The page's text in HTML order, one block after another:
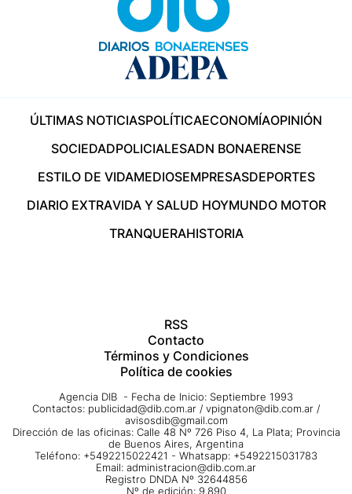
ÚLTIMAS NOTICIASPOLÍTICAECONOMÍAOPINIÓN
SOCIEDADPOLICIALESADN BONAERENSE
ESTILO DE VIDAMEDIOSEMPRESASDEPORTES
DIARIO EXTRAVIDA Y SALUD HOYMUNDO MOTOR
TRANQUERAHISTORIA
RSS
Contacto
Términos y Condiciones
Política de cookies
Agencia DIB - Fecha de Inicio: Septiembre 1993
Contactos: publicidad@dib.com.ar / vpignaton@dib.com.ar /
avisosdib@gmail.com
Dirección de las oficinas: Calle 48 Nº 726 Piso 4, La Plata; Provincia
de Buenos Aires, Argentina
Teléfono: +5492215022421 - Whatsapp: +5492215031783
Email: administracion@dib.com.ar
Registro DNDA Nº 32644856
Nº de edición: 9.890